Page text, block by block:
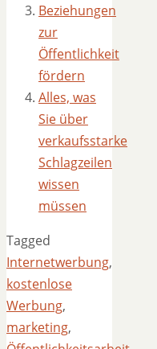
Beziehungen
zur
Öffentlichkeit
fördern
Alles, was
Sie über
verkaufsstarke
Schlagzeilen
wissen
müssen
Tagged
Internetwerbung,
kostenlose
Werbung,
marketing,